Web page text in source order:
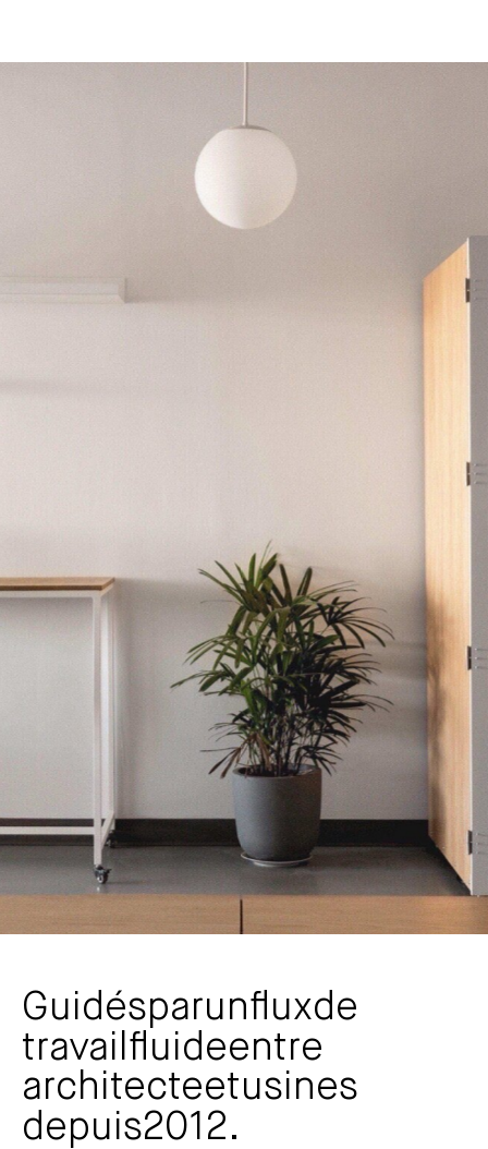
Guidésparunfluxde
travail fluideentre
architecteetusines
depuis2012.